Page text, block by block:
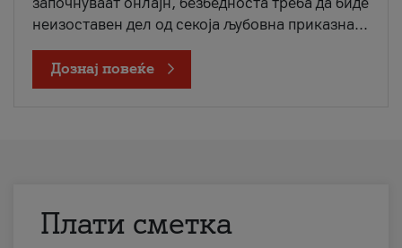
неизоставен дел од секоја љубовна приказна...
Дознај повеќе
Плати сметка